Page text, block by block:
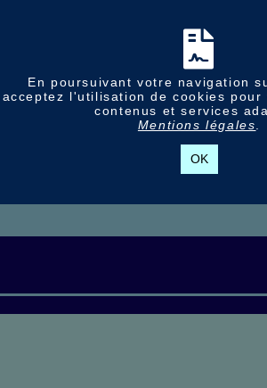
En poursuivant votre navigation
acceptez l'utilisation de cookies pour
contenus et services
Mentions légales
OK